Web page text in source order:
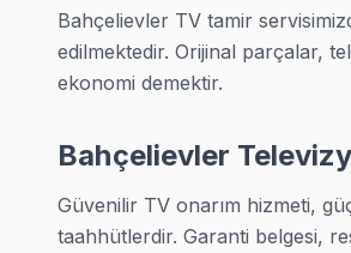
• Orijinal yedek parça araçta hazır
Fabrika Servis olarak Avrupa
Bahçelievler TV TV Tamiri İçin Sertifikalı
Bahçelievler sakinleri bizi neden
• Şeffaf fiyat: Teşhis sonrası net
Bahçelievler TV tamir
edilmektedir. Orijinal parçalar,
ekonomi demektir.
Bahçelievler
Güvenilir TV onarım hizmeti,
taahhütlerdir. Garanti belgesi,